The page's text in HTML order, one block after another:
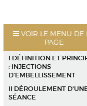
VOIR LE MENU DE
PAGE
I DÉFINITION ET
: INJECTIONS
D’EMBELLISSEMENT
II DÉROULEMENT
SÉANCE